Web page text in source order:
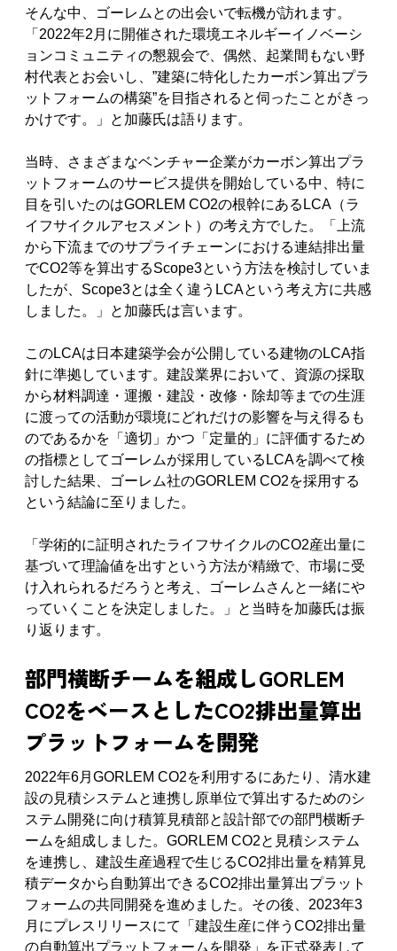
そんな中、ゴーレムとの出会いで転機が訪れます。
「2022年2月に開催された環境エネルギーイノベーシ
ョンコミュニティの懇親会で、偶然、起業間もない野
村代表とお会いし、”建築に特化したカーボン算出プラ
ットフォームの構築”を目指されると伺ったことがきっ
かけです。」と加藤氏は語ります。
当時、さまざまなベンチャー企業がカーボン算出プラ
ットフォームのサービス提供を開始している中、特に
目を引いたのはGORLEM CO2の根幹にあるLCA（ラ
イフサイクルアセスメント）の考え方でした。「上流
から下流までのサプライチェーンにおける連結排出量
でCO2等を算出するScope3という方法を検討していま
したが、Scope3とは全く違うLCAという考え方に共感
しました。」と加藤氏は言います。
このLCAは日本建築学会が公開している建物のLCA指
針に準拠しています。建設業界において、資源の採取
から材料調達・運搬・建設・改修・除却等までの生涯
に渡っての活動が環境にどれだけの影響を与え得るも
のであるかを「適切」かつ「定量的」に評価するため
の指標としてゴーレムが採用しているLCAを調べて検
討した結果、ゴーレム社のGORLEM CO2を採用する
という結論に至りました。
「学術的に証明されたライフサイクルのCO2産出量に
基づいて理論値を出すという方法が精緻で、市場に受
け入れられるだろうと考え、ゴーレムさんと一緒にや
っていくことを決定しました。」と当時を加藤氏は振
り返ります。
部門横断チームを組成しGORLEM
CO2をベースとしたCO2排出量算出
プラットフォームを開発
2022年6月GORLEM CO2を利用するにあたり、清水建
設の見積システムと連携し原単位で算出するためのシ
ステム開発に向け積算見積部と設計部での部門横断チ
ームを組成しました。GORLEM CO2と見積システム
を連携し、建設生産過程で生じるCO2排出量を精算見
積データから自動算出できるCO2排出量算出プラット
フォームの共同開発を進めました。その後、2023年3
月にプレスリリースにて「建設生産に伴うCO2排出量
の自動算出プラットフォームを開発」を正式発表して